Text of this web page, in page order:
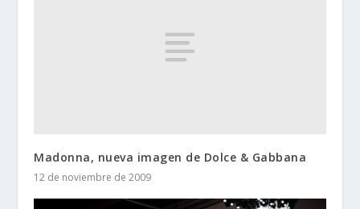
Madonna, nueva imagen de Dolce & Gabbana
12 de noviembre de 2009